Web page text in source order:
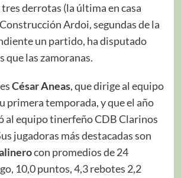
derrotas (la última en casa
Ardoi, segundas de la
un partido, ha disputado
que las zamoranas.
César Aneas, que dirige al equipo
primera temporada, y que el año
al equipo tinerfeño CDB Clarinos
jugadoras más destacadas son
con promedios de 24
10,0 puntos, 4,3 rebotes 2,2